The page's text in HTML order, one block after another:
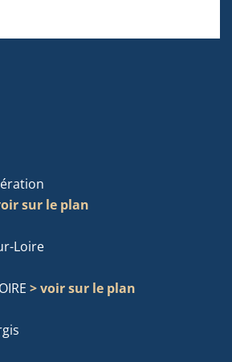
sur le plan
Loire
> voir sur le plan